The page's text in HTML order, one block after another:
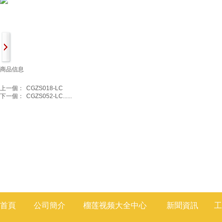
商品信息
上一個：
CGZS018-LC
下一個：
CGZS052-LC......
首頁 公司簡介 榴莲视频大全中心 新聞資訊